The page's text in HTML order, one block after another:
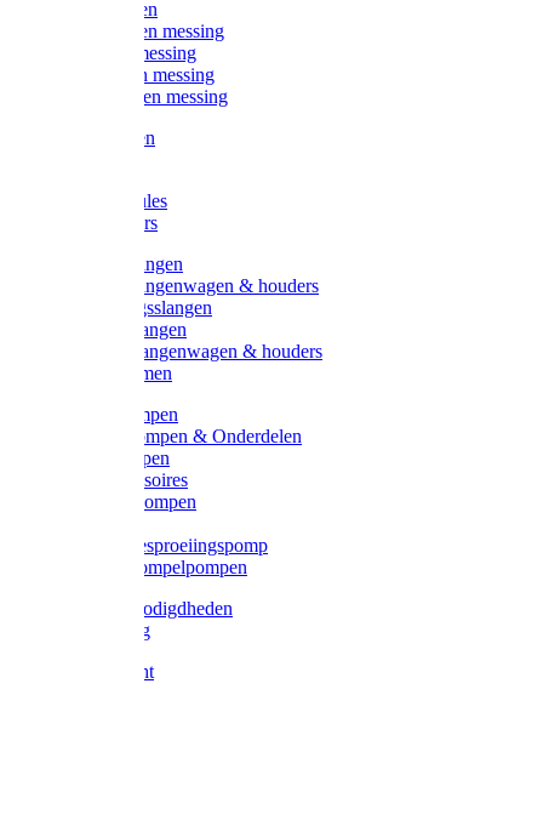
Kogelkranen
Koppelingen messing
Sproeiers messing
Tuinspuiten messing
Slangstukken messing
Handspuiten
Kunststoftules
Regenmeters
Overige slangen
Overige slangenwagen & houders
Beregeningsslangen
Gardena slangen
Gardena slangenwagen & houders
Slangklemmen
Leader pompen
Zwengelpompen & Onderdelen
Ebara pompen
Pompaccessoires
Excellent pompen
Gardena besproeiingspomp
Gardena dompelpompen
Tyleen benodigdheden
Tyleenslang
Lange bocht